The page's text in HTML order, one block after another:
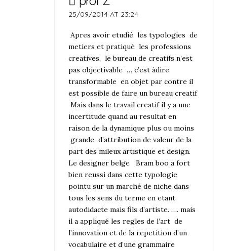
25/09/2014 AT 23:24
Apres avoir etudié les typologies de
metiers et pratiqué les professions
creatives, le bureau de creatifs n’est
pas objectivable … c’est àdire
transformable en objet par contre il
est possible de faire un bureau creatif
Mais dans le travail creatif il y a une
incertitude quand au resultat en
raison de la dynamique plus ou moins
grande d’attribution de valeur de la
part des mileux artistique et design.
Le designer belge Bram boo a fort
bien reussi dans cette typologie
pointu sur un marché de niche dans
tous les sens du terme en etant
autodidacte mais fils d’artiste. …. mais
il a appliqué les regles de l’art de
l’innovation et de la repetition d’un
vocabulaire et d’une grammaire